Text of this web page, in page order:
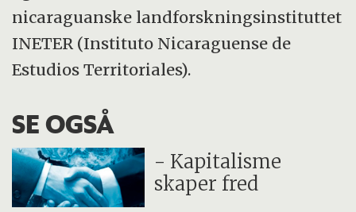
nicaraguanske landforskningsinstituttet
INETER (Instituto Nicaraguense de
Estudios Territoriales).
SE OGSÅ
- Kapitalisme
skaper fred